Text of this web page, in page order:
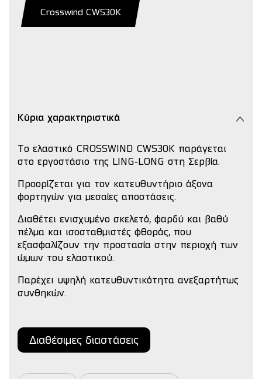
Crosswind CWS30K
Κύρια χαρακτηριστικά
Το ελαστικό CROSSWIND CWS30K παράγεται
στο εργοστάσιο της LING-LONG στη Σερβία.
Προορίζεται για τον κατευθυντήριο άξονα
φορτηγών για μεσαίες αποστάσεις.
Διαθέτει ενισχυμένο σκελετό, φαρδύ και βαθύ
πέλμα και ισοσταθμιστές φθοράς, που
εξασφαλίζουν την προστασία στην περιοχή των
ώμων του ελαστικού.
Παρέχει υψηλή κατευθυντικότητα ανεξαρτήτως
συνθηκών.
Διαθέσιμες διαστάσεις